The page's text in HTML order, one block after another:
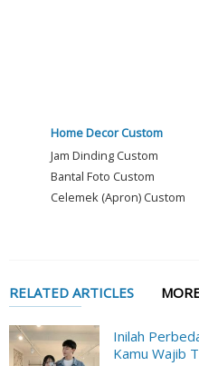
Home Decor Custom
Jam Dinding Custom
Bantal Foto Custom
Celemek (Apron) Custom
RELATED ARTICLES
Inilah
Kamu Wajib